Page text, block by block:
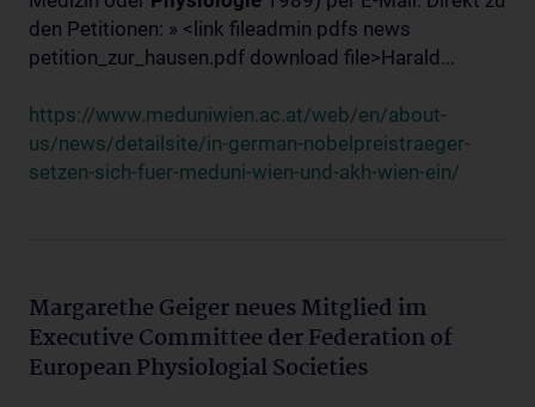
den Petitionen: » <link fileadmin pdfs news
petition_zur_hausen.pdf download file>Harald...
https://www.meduniwien.ac.at/web/en/about-
us/news/detailsite/in-german-nobelpreistraeger-
setzen-sich-fuer-meduni-wien-und-akh-wien-ein/
Margarethe Geiger neues Mitglied im
Executive Committee der Federation of
European Physiologial Societies